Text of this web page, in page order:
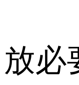
7
放必